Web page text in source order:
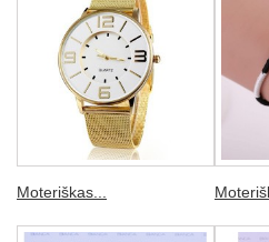
Moteriškas...